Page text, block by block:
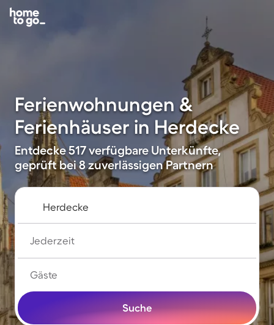
Ferienwohnungen &
Ferienhäuser in Herdecke
Entdecke 517 verfügbare Unterkünfte,
geprüft bei 8 zuverlässigen Partnern
Jederzeit
Gäste
Suche